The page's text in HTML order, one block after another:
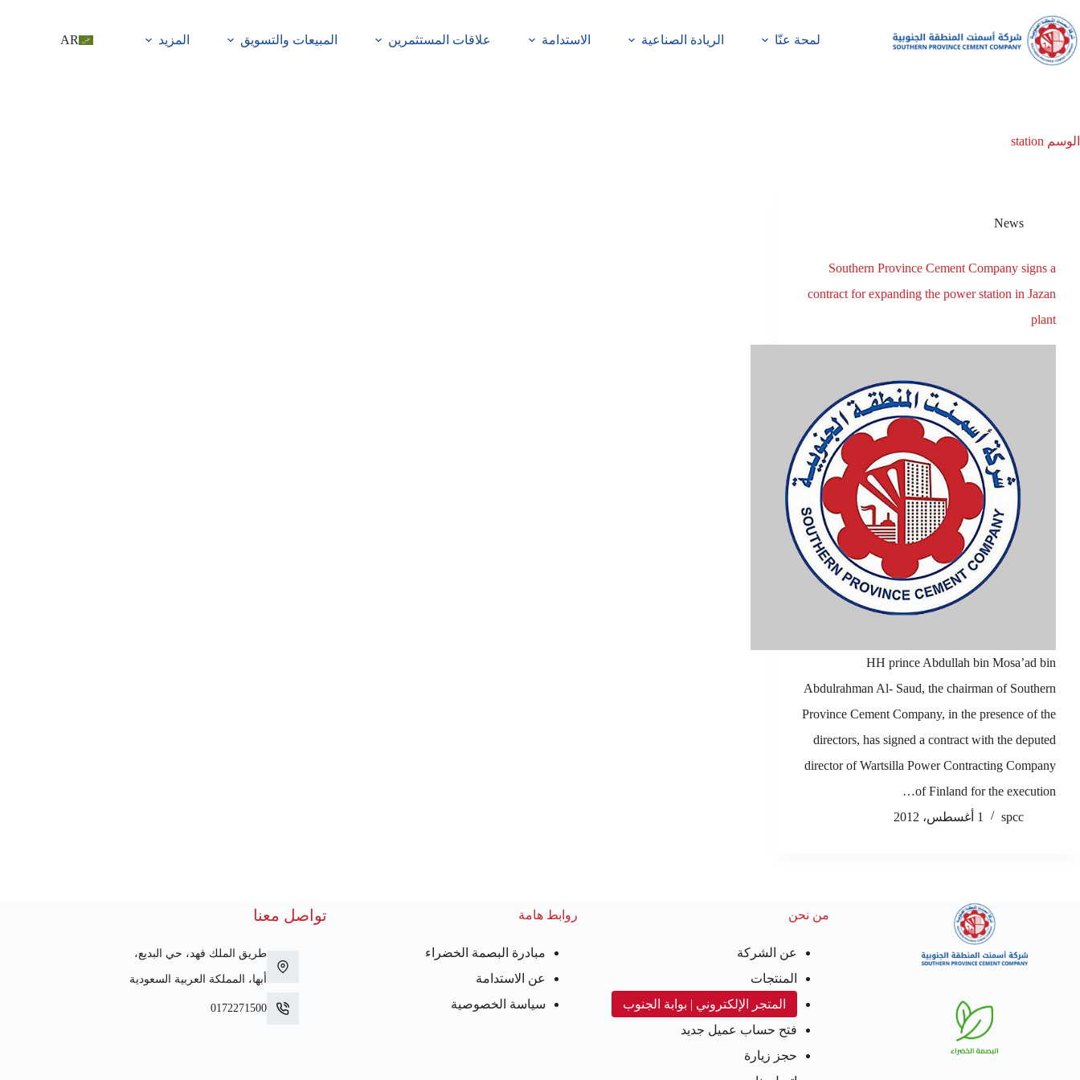
لمحة عنّا الريادة الصناعية الاستدامة علاقات المستثمرين المبيعات والتسويق المزيد AR
الوسم
News
Southern Province Cement Company signs a
contract for expanding the power station in Jazan
plant
HH prince Abdullah bin Mosa’ad bin
Abdulrahman Al- Saud, the chairman of Southern
Province Cement Company, in the presence of the
directors, has signed a contract with the deputed
director of Wartsilla Power Contracting Company
of Finland for the execution…
spcc
1 أغسطس، 2012
من نحن
عن الشركة
المنتجات
المتجر الإلكتروني | بوابة الجنوب
فتح حساب عميل جديد
حجز زيارة
روابط هامة
مبادرة البصمة الخضراء
عن الاستدامة
سياسة الخصوصية
تواصل معنا
طريق الملك فهد، حي البديع،
أبها، المملكة العربية السعودية
0172271500